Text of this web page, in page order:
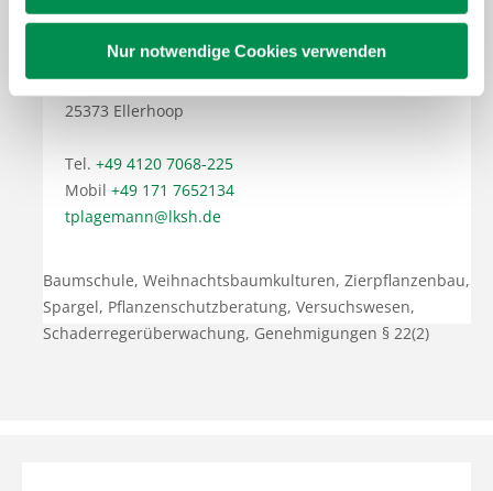
Nur notwendige Cookies verwenden
Thiensen 22
25373 Ellerhoop
Tel. +49 4120 7068-225
Mobil +49 171 7652134
tplagemann@lksh.de
Baumschule, Weihnachtsbaumkulturen, Zierpflanzenbau,
Spargel, Pflanzenschutzberatung, Versuchswesen,
Schaderregerüberwachung, Genehmigungen § 22(2)